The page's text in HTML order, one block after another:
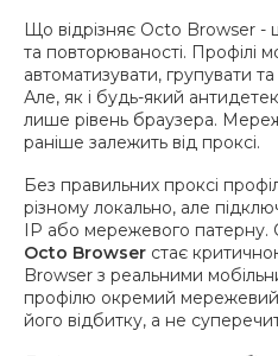
Що відрізняє Octo Browser -
та повторюваності. Профілі
автоматизувати, групувати
Але, як і будь-який
лише рівень браузера.
раніше залежить від проксі.
Без правильних проксі
різному локально, але
IP або мережевого патерну.
Octo Browser стає
Browser з реальними
профілю окремий мережевий
його відбитку, а не